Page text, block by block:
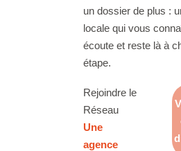
un dossier de plus :
locale qui vous
écoute et reste là à
étape.
Rejoindre le
Réseau
Une
agence